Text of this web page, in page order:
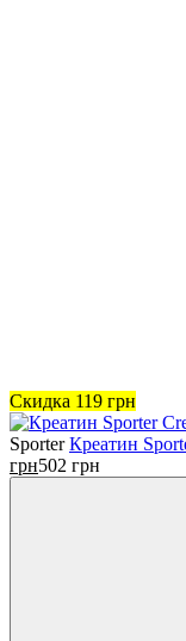
Скидка 119 грн
Sporter Креатин
грн502 грн